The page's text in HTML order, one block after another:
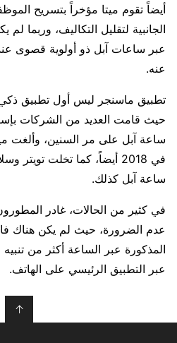
أيضاً تقوم ميتا مؤخراً بتسريح
الجانبية لتقليل التكاليف، وربما
عبر ساعات آبل ذو أولوية قصوى
عنه.
تطبيق ماسنجر ليس أول تطبيق
حيث قامت العديد من الشركات
ساعة آبل على مر السنين، وألغت
في 2018 أيضاً، كما تخلت
ساعة آبل كذلك.
في كثير من الحالات، غادر
عدم الضرورة، حيث لم يكن هناك
المذكورة عبر الساعة أكثر من
عبر التطبيق الرئيسي على الهاتف.
↑